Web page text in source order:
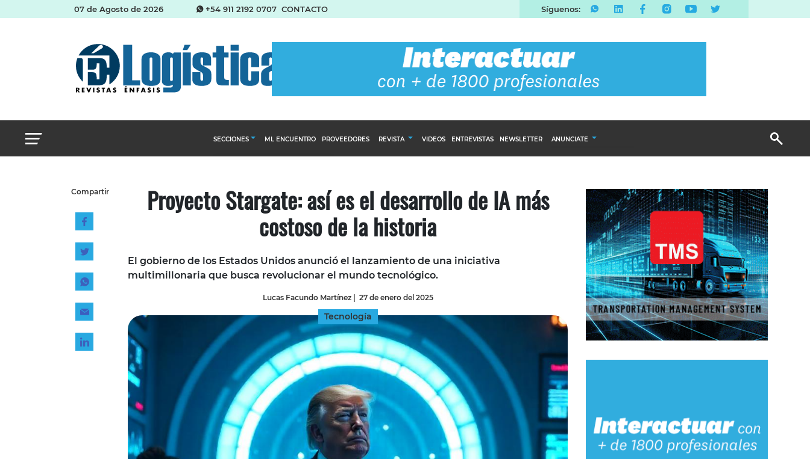
07 de Agosto de 2026 +54 911 2192 0707 CONTACTO Síguenos:
SECCIONES
Almacenes e inventarios
Cadena de Suministro del Agro
Logística y distribución
Management
Tecnología
ML ENCUENTRO PROVEEDORES REVISTA
INGRESAR
SUSCRÍBASE
VIDEOS ENTREVISTAS NEWSLETTER ANUNCIATE
Email Marketing
Branded Content
Publicidad Revista
Compartir Proyecto Stargate: así es el desarrollo de IA más
costoso de la historia
El gobierno de los Estados Unidos anunció el lanzamiento de una iniciativa
multimillonaria que busca revolucionar el mundo tecnológico.
Lucas Facundo Martínez| 27 de enero del 2025
Tecnología